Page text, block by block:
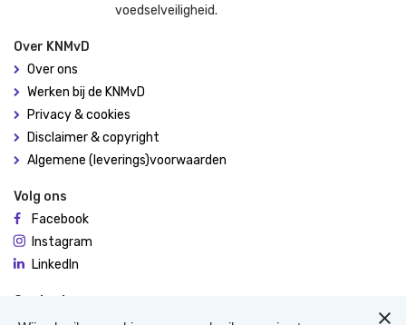
voedselveiligheid.
Over KNMvD
Over ons
Werken bij de KNMvD
Privacy & cookies
Disclaimer & copyright
Algemene (leverings)voorwaarden
Volg ons
Facebook
Instagram
LinkedIn
Contact